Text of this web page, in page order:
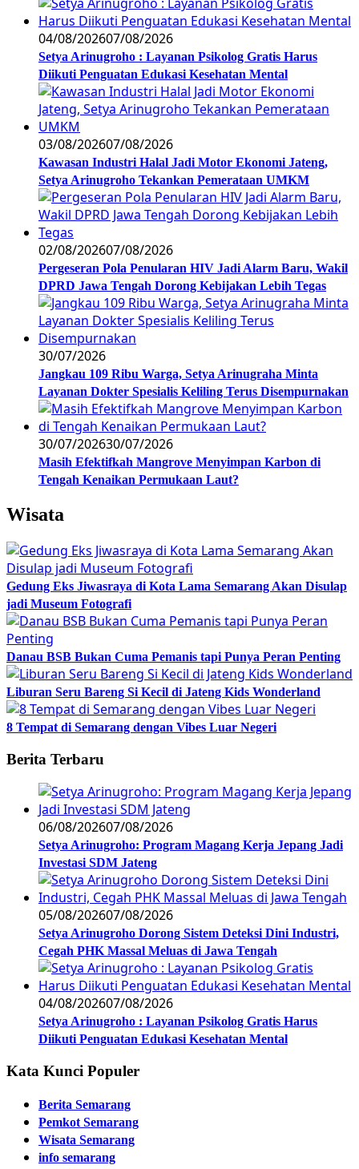
04/08/202607/08/2026
Setya Arinugroho : Layanan Psikolog Gratis Harus
Diikuti Penguatan Edukasi Kesehatan Mental
03/08/202607/08/2026
Kawasan Industri Halal Jadi Motor Ekonomi Jateng,
Setya Arinugroho Tekankan Pemerataan UMKM
02/08/202607/08/2026
Pergeseran Pola Penularan HIV Jadi Alarm Baru, Wakil
DPRD Jawa Tengah Dorong Kebijakan Lebih Tegas
30/07/2026
Jangkau 109 Ribu Warga, Setya Arinugraha Minta
Layanan Dokter Spesialis Keliling Terus Disempurnakan
30/07/202630/07/2026
Masih Efektifkah Mangrove Menyimpan Karbon di
Tengah Kenaikan Permukaan Laut?
Wisata
Gedung Eks Jiwasraya di Kota Lama Semarang Akan Disulap
jadi Museum Fotografi
Danau BSB Bukan Cuma Pemanis tapi Punya Peran Penting
Liburan Seru Bareng Si Kecil di Jateng Kids Wonderland
8 Tempat di Semarang dengan Vibes Luar Negeri
Berita Terbaru
06/08/202607/08/2026
Setya Arinugroho: Program Magang Kerja Jepang Jadi
Investasi SDM Jateng
05/08/202607/08/2026
Setya Arinugroho Dorong Sistem Deteksi Dini Industri,
Cegah PHK Massal Meluas di Jawa Tengah
04/08/202607/08/2026
Setya Arinugroho : Layanan Psikolog Gratis Harus
Diikuti Penguatan Edukasi Kesehatan Mental
Kata Kunci Populer
Berita Semarang
Pemkot Semarang
Wisata Semarang
info semarang